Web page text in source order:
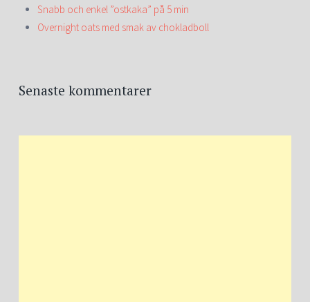
Snabb och enkel ”ostkaka” på 5 min
Overnight oats med smak av chokladboll
Senaste kommentarer